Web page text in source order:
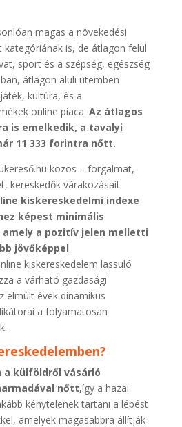
magas a növekedési
is, de átlagon felül
sport és a szépség, egészség
átlagon aluli ütemben
kultúra, és a
online piaca. Az átlagos
is emelkedik, a tavalyi
11 333 forintra nőtt.
közös – forgalmat,
kereskedők várakozásait
kiskereskedelmi indexe
képest minimális
a pozitív jelen melletti
jövőképpel
kiskereskedelem lassuló
a várható gazdasági
elmúlt évek dinamikus
a folyamatosan
a külföldről vásárló
nőtt,így a hazai
kénytelenek tartani a lépést
amelyek magasabbra állítják